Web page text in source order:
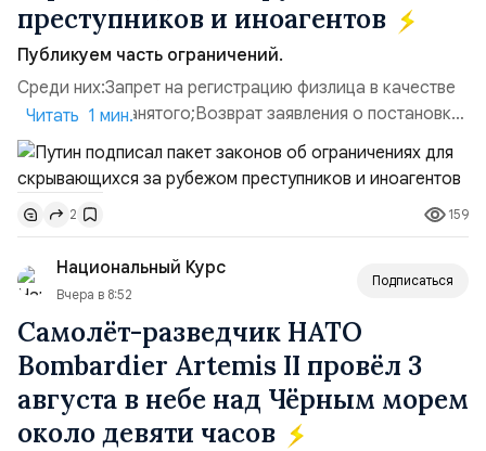
преступников и иноагентов
Публикуем часть ограничений.
Среди них:Запрет на регистрацию физлица в качестве
ИП или самозанятого;Возврат заявления о постановке
недвижимости на кадастровый учет;Ограничение
водительских прав;Запрет регистрации транспортных
средств и на заключение сделок по
доверенности;Отказ в заключении кредитного
договора, предоставлении государственных и
муниципальных услуг онл...
Читать 1 мин.
2 159
Национальный Курс
Вчера в 8:52
Подписаться
Самолёт-разведчик НАТО
Bombardier Artemis II провёл 3
августа в небе над Чёрным морем
около девяти часов